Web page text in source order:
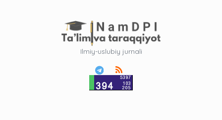
Ilmiy-uslubiy jurnali